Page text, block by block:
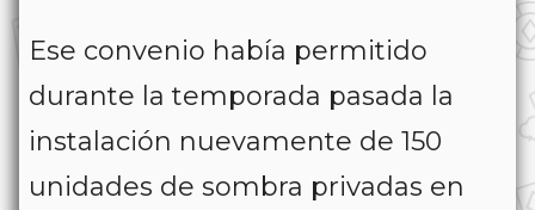
Ese convenio había permitido
durante la temporada pasada la
instalación nuevamente de 150
unidades de sombra privadas en